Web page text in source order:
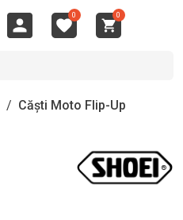
0 0
/ Căști Moto Flip-Up